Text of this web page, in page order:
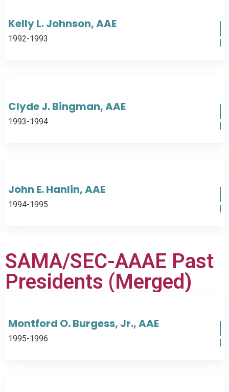
Kelly L. Johnson, AAE
1992-1993
Clyde J. Bingman, AAE
1993-1994
John E. Hanlin, AAE
1994-1995
SAMA/SEC-AAAE Past
Presidents (Merged)
Montford O. Burgess, Jr., AAE
1995-1996